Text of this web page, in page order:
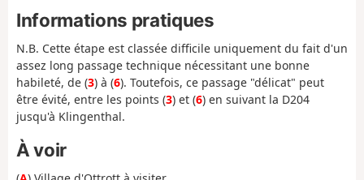
Informations pratiques
N.B. Cette étape est classée difficile uniquement du fait d'un
assez long passage technique nécessitant une bonne
habileté, de (3) à (6). Toutefois, ce passage "délicat" peut
être évité, entre les points (3) et (6) en suivant la D204
jusqu'à Klingenthal.
À voir